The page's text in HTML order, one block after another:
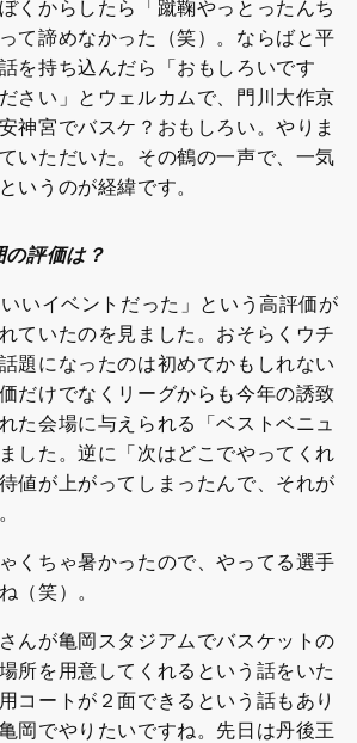
くからしたら「蹴鞠やっとったんち
て諦めなかった（笑）。ならばと平
を持ち込んだら「おもしろいです
さい」とウェルカムで、門川大作京
神宮でバスケ？おもしろい。やりま
いただいた。その鶴の一声で、一気
いうのが経緯です。
評価は？
いいイベントだった」という高評価が
ていたのを見ました。おそらくウチ
題になったのは初めてかもしれない
だけでなくリーグからも今年の誘致
た会場に与えられる「ベストベニュ
した。逆に「次はどこでやってくれ
値が上がってしまったんで、それが
くちゃ暑かったので、やってる選手
（笑）。
んが亀岡スタジアムでバスケットの
所を用意してくれるという話をいた
コートが２面できるという話もあり
岡でやりたいですね。先日は丹後王